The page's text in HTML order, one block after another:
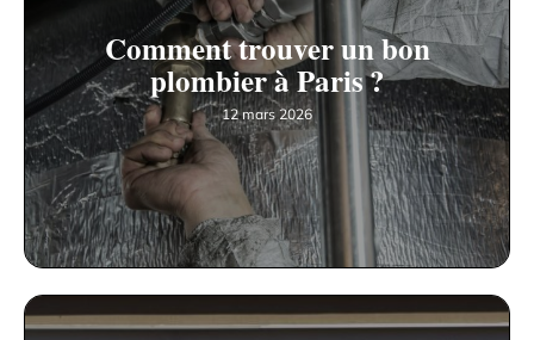
Comment trouver un bon
plombier à Paris ?
12 mars 2026